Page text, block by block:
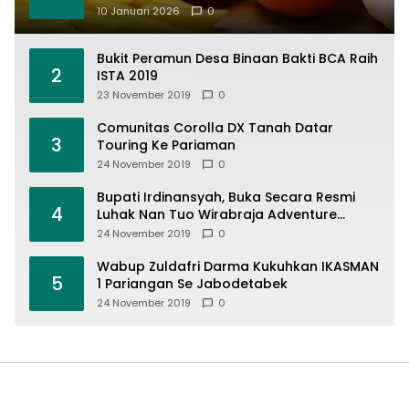
10 Januari 2026 0
2
Bukit Peramun Desa Binaan Bakti BCA Raih
ISTA 2019
23 November 2019 0
3
Comunitas Corolla DX Tanah Datar
Touring Ke Pariaman
24 November 2019 0
4
Bupati Irdinansyah, Buka Secara Resmi
Luhak Nan Tuo Wirabraja Adventure
Offroad 2019
24 November 2019 0
5
Wabup Zuldafri Darma Kukuhkan IKASMAN
1 Pariangan Se Jabodetabek
24 November 2019 0